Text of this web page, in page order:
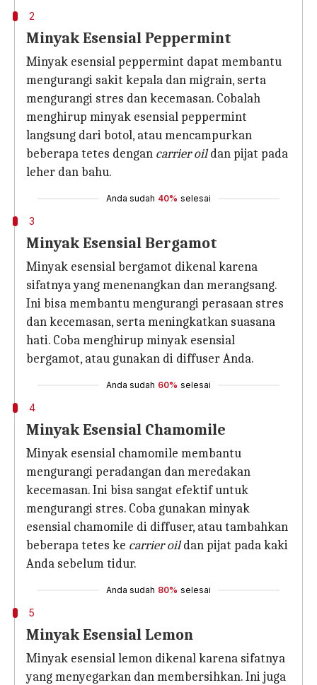
2
Minyak Esensial Peppermint
Minyak esensial peppermint dapat membantu
mengurangi sakit kepala dan migrain, serta
mengurangi stres dan kecemasan. Cobalah
menghirup minyak esensial peppermint
langsung dari botol, atau mencampurkan
beberapa tetes dengan carrier oildan pijat pada
leher dan bahu.
Anda sudah 40% selesai
3
Minyak Esensial Bergamot
Minyak esensial bergamot dikenal karena
sifatnya yang menenangkan dan merangsang.
Ini bisa membantu mengurangi perasaan stres
dan kecemasan, serta meningkatkan suasana
hati. Coba menghirup minyak esensial
bergamot, atau gunakan di diffuser Anda.
Anda sudah 60% selesai
4
Minyak Esensial Chamomile
Minyak esensial chamomile membantu
mengurangi peradangan dan meredakan
kecemasan. Ini bisa sangat efektif untuk
mengurangi stres. Coba gunakan minyak
esensial chamomile di diffuser, atau tambahkan
beberapa tetes ke carrier oildan pijat pada kaki
Anda sebelum tidur.
Anda sudah 80% selesai
5
Minyak Esensial Lemon
Minyak esensial lemon dikenal karena sifatnya
yang menyegarkan dan membersihkan. Ini juga